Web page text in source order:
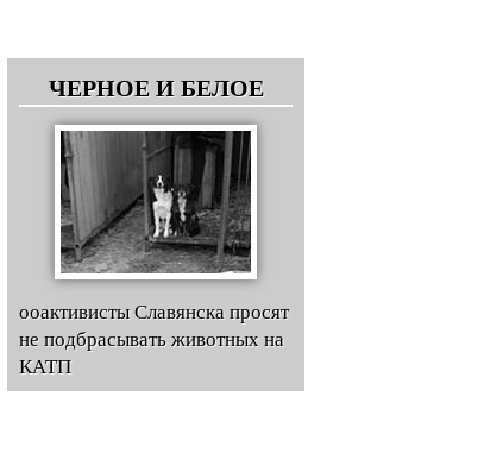
ЧЕРНОЕ И БЕЛОЕ
ооактивисты Славянска просят
не подбрасывать животных на
КАТП